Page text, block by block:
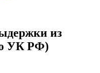
из
УК РФ)